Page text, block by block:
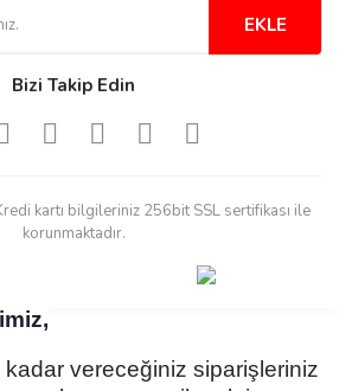
EKLE
Bizi Takip Edin
kartı bilgileriniz 256bit SSL sertifikası ile
korunmaktadır.
kadar vereceğiniz siparişleriniz